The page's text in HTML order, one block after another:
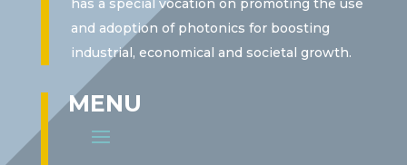
has a special vocation on promoting the use
and adoption of photonics for boosting
industrial, economical and societal growth.
MENU